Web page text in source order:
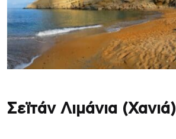
Σεϊτάν Λιμάνια (Χανιά)